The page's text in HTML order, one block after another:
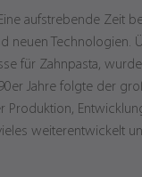
aufstrebende Zeit
neuen Technologien.
für Zahnpasta,
Jahre folgte der
Produktion,
weiterentwickelt